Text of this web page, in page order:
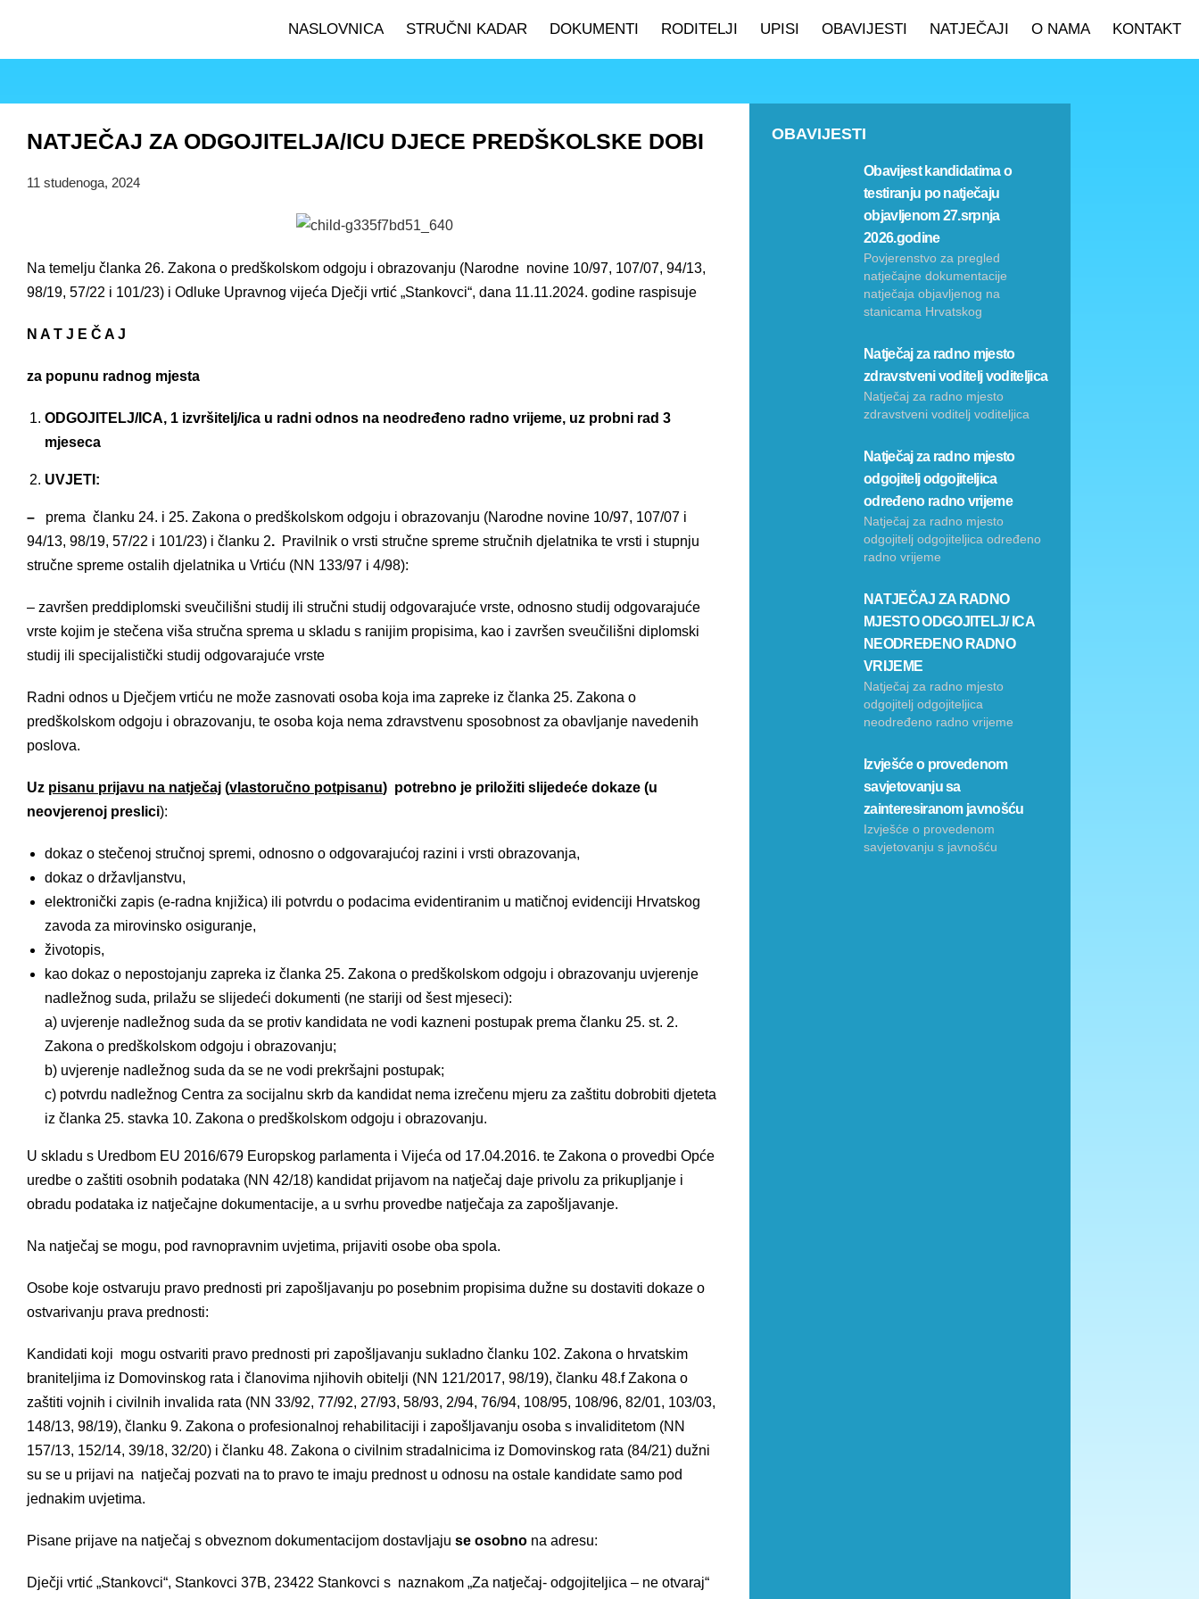
NASLOVNICA STRUČNI KADAR DOKUMENTI RODITELJI UPISI OBAVIJESTI NATJEČAJI O NAMA KONTAKT
NATJEČAJ ZA ODGOJITELJA/ICU DJECE PREDŠKOLSKE DOBI
11 studenoga, 2024
Na temelju članka 26. Zakona o predškolskom odgoju i obrazovanju (Narodne novine 10/97, 107/07, 94/13,
98/19, 57/22 i 101/23) i Odluke Upravnog vijeća Dječji vrtić „Stankovci“, dana 11.11.2024. godine raspisuje
N A T J E Č A J
za popunu radnog mjesta
ODGOJITELJ/ICA, 1 izvršitelj/ica u radni odnos na neodređeno radno vrijeme, uz probni rad 3
mjeseca
UVJETI:
– prema članku 24. i 25. Zakona o predškolskom odgoju i obrazovanju (Narodne novine 10/97, 107/07 i
94/13, 98/19, 57/22 i 101/23) i članku 2. Pravilnik o vrsti stručne spreme stručnih djelatnika te vrsti i stupnju
stručne spreme ostalih djelatnika u Vrtiću (NN 133/97 i 4/98):
– završen preddiplomski sveučilišni studij ili stručni studij odgovarajuće vrste, odnosno studij odgovarajuće
vrste kojim je stečena viša stručna sprema u skladu s ranijim propisima, kao i završen sveučilišni diplomski
studij ili specijalistički studij odgovarajuće vrste
Radni odnos u Dječjem vrtiću ne može zasnovati osoba koja ima zapreke iz članka 25. Zakona o
predškolskom odgoju i obrazovanju, te osoba koja nema zdravstvenu sposobnost za obavljanje navedenih
poslova.
Uz pisanu prijavu na natječaj (vlastoručno potpisanu) potrebno je priložiti slijedeće dokaze (u
neovjerenoj preslici):
dokaz o stečenoj stručnoj spremi, odnosno o odgovarajućoj razini i vrsti obrazovanja,
dokaz o državljanstvu,
elektronički zapis (e-radna knjižica) ili potvrdu o podacima evidentiranim u matičnoj evidenciji Hrvatskog
zavoda za mirovinsko osiguranje,
životopis,
kao dokaz o nepostojanju zapreka iz članka 25. Zakona o predškolskom odgoju i obrazovanju uvjerenje
nadležnog suda, prilažu se slijedeći dokumenti (ne stariji od šest mjeseci):
a) uvjerenje nadležnog suda da se protiv kandidata ne vodi kazneni postupak prema članku 25. st. 2.
Zakona o predškolskom odgoju i obrazovanju;
b) uvjerenje nadležnog suda da se ne vodi prekršajni postupak;
c) potvrdu nadležnog Centra za socijalnu skrb da kandidat nema izrečenu mjeru za zaštitu dobrobiti djeteta
iz članka 25. stavka 10. Zakona o predškolskom odgoju i obrazovanju.
U skladu s Uredbom EU 2016/679 Europskog parlamenta i Vijeća od 17.04.2016. te Zakona o provedbi Opće
uredbe o zaštiti osobnih podataka (NN 42/18) kandidat prijavom na natječaj daje privolu za prikupljanje i
obradu podataka iz natječajne dokumentacije, a u svrhu provedbe natječaja za zapošljavanje.
Na natječaj se mogu, pod ravnopravnim uvjetima, prijaviti osobe oba spola.
Osobe koje ostvaruju pravo prednosti pri zapošljavanju po posebnim propisima dužne su dostaviti dokaze o
ostvarivanju prava prednosti:
Kandidati koji mogu ostvariti pravo prednosti pri zapošljavanju sukladno članku 102. Zakona o hrvatskim
braniteljima iz Domovinskog rata i članovima njihovih obitelji (NN 121/2017, 98/19), članku 48.f Zakona o
zaštiti vojnih i civilnih invalida rata (NN 33/92, 77/92, 27/93, 58/93, 2/94, 76/94, 108/95, 108/96, 82/01, 103/03,
148/13, 98/19), članku 9. Zakona o profesionalnoj rehabilitaciji i zapošljavanju osoba s invaliditetom (NN
157/13, 152/14, 39/18, 32/20) i članku 48. Zakona o civilnim stradalnicima iz Domovinskog rata (84/21) dužni
su se u prijavi na natječaj pozvati na to pravo te imaju prednost u odnosu na ostale kandidate samo pod
jednakim uvjetima.
Pisane prijave na natječaj s obveznom dokumentacijom dostavljaju se osobno na adresu:
Dječji vrtić „Stankovci“, Stankovci 37B, 23422 Stankovci s naznakom „Za natječaj- odgojiteljica – ne otvaraj“
OBAVIJESTI
Obavijest kandidatima o
testiranju po natječaju
objavljenom 27.srpnja
2026.godine
Povjerenstvo za pregled
natječajne dokumentacije
natječaja objavljenog na
stanicama Hrvatskog
Natječaj za radno mjesto
zdravstveni voditelj voditeljica
Natječaj za radno mjesto
zdravstveni voditelj voditeljica
Natječaj za radno mjesto
odgojitelj odgojiteljica
određeno radno vrijeme
Natječaj za radno mjesto
odgojitelj odgojiteljica određeno
radno vrijeme
NATJEČAJ ZA RADNO
MJESTO ODGOJITELJ/ ICA
NEODREĐENO RADNO
VRIJEME
Natječaj za radno mjesto
odgojitelj odgojiteljica
neodređeno radno vrijeme
Izvješće o provedenom
savjetovanju sa
zainteresiranom javnošću
Izvješće o provedenom
savjetovanju s javnošću